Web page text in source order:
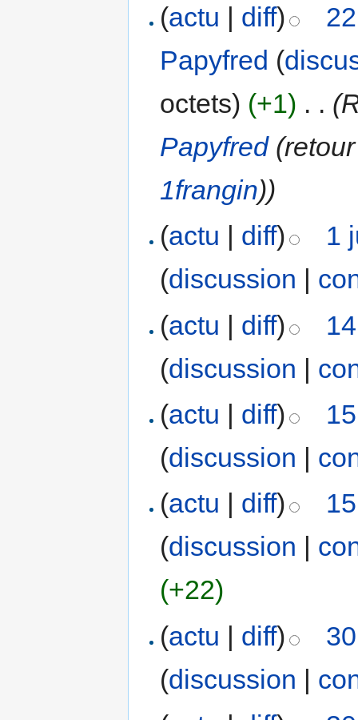
(actu | diff)
Papyfred (
octets) (+1) . .
Papyfred(retour
1frangin))
(actu | diff)
1
(discussion |
(actu | diff)
(discussion |
(actu | diff)
(discussion |
(actu diff)
(discussion
(+22)
(actu | diff)
(discussion |